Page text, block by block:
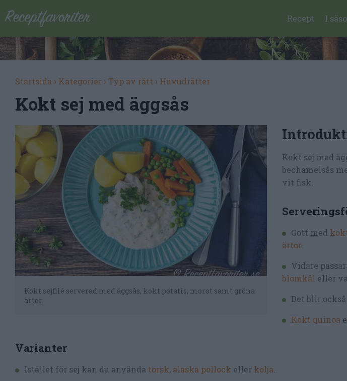
Recept I
Startsida › Kategorier › Typ av rätt › Huvudrätter
Kokt sej med äggsås
Kokt sejfilé serverad med äggsås, kokt potatis, morot samt gröna
ärtor.
Kokt sej med
bechamelsås
vit fisk.
Gott med
ärtor.
Vidare
blomkål eller
Det blir
Kokt quinoa
Varianter
Istället för sej kan du använda torsk, alaska pollock eller kolja